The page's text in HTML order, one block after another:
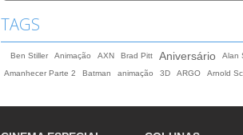
TAGS
Ben Stiller Animação AXN Brad Pitt Aniversário Alan
Amanhecer Parte 2
Batman animação 3D ARGO Arnold